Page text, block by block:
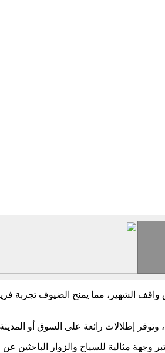
الشهير، مما يمنح الضيوف تجربة
إطلالات رائعة على السوق أو
مثالية للسياح والزوار الباحثين